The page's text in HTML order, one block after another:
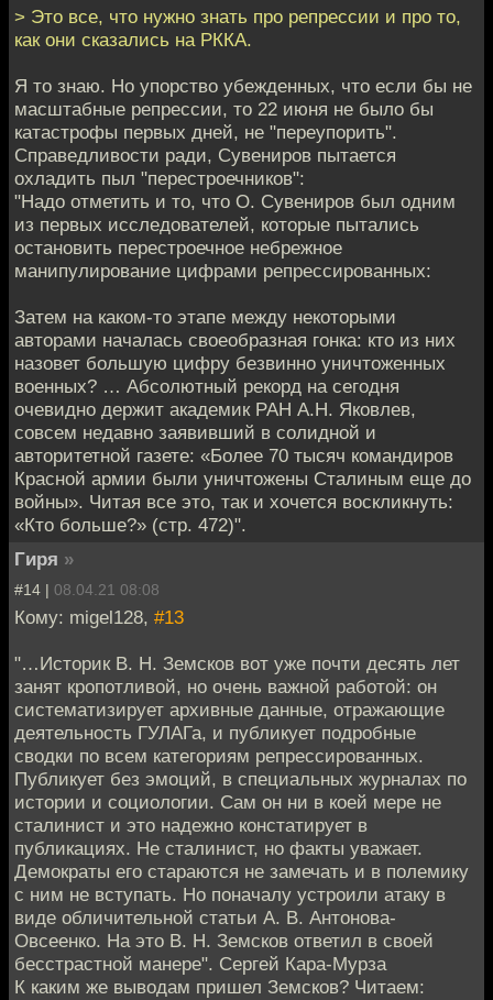
> Это все, что нужно знать про репрессии и про то,
как они сказались на РККА.
Я то знаю. Но упорство убежденных, что если бы не
масштабные репрессии, то 22 июня не было бы
катастрофы первых дней, не "переупорить".
Справедливости ради, Сувениров пытается
охладить пыл "перестроечников":
"Надо отметить и то, что О. Сувениров был одним
из первых исследователей, которые пытались
остановить перестроечное небрежное
манипулирование цифрами репрессированных:
Затем на каком-то этапе между некоторыми
авторами началась своеобразная гонка: кто из них
назовет большую цифру безвинно уничтоженных
военных? … Абсолютный рекорд на сегодня
очевидно держит академик РАН А.Н. Яковлев,
совсем недавно заявивший в солидной и
авторитетной газете: «Более 70 тысяч командиров
Красной армии были уничтожены Сталиным еще до
войны». Читая все это, так и хочется воскликнуть:
«Кто больше?» (стр. 472)".
Гиря »
#14 | 08.04.21 08:08
Кому: migel128, #13
"…Историк В. Н. Земсков вот уже почти десять лет
занят кропотливой, но очень важной работой: он
систематизирует архивные данные, отражающие
деятельность ГУЛАГа, и публикует подробные
сводки по всем категориям репрессированных.
Публикует без эмоций, в специальных журналах по
истории и социологии. Сам он ни в коей мере не
сталинист и это надежно констатирует в
публикациях. Не сталинист, но факты уважает.
Демократы его стараются не замечать и в полемику
с ним не вступать. Но поначалу устроили атаку в
виде обличительной статьи А. В. Антонова-
Овсеенко. На это В. Н. Земсков ответил в своей
бесстрастной манере". Сергей Кара-Мурза
К каким же выводам пришел Земсков? Читаем: